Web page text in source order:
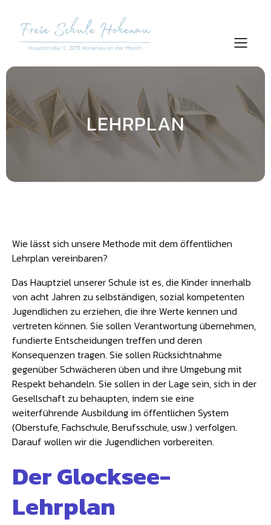
LEHRPLAN
Wie lässt sich unsere Methode mit dem öffentlichen
Lehrplan vereinbaren?
Das Hauptziel unserer Schule ist es, die Kinder innerhalb
von acht Jahren zu selbständigen, sozial kompetenten
Jugendlichen zu erziehen, die ihre Werte kennen und
vertreten können. Sie sollen Verantwortung übernehmen,
fundierte Entscheidungen treffen und deren
Konsequenzen tragen. Sie sollen Rücksichtnahme
gegenüber Schwächeren üben und ihre Umgebung mit
Respekt behandeln. Sie sollen in der Lage sein, sich in der
Gesellschaft zu behaupten, indem sie eine
weiterführende Ausbildung im öffentlichen System
(Oberstufe, Fachschule, Berufsschule, usw.) verfolgen.
Darauf wollen wir die Jugendlichen vorbereiten.
Der Glocksee-
Lehrplan